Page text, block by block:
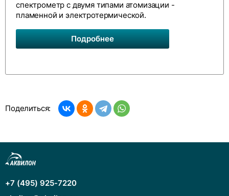
спектрометр с двумя типами атомизации -
пламенной и электротермической.
Подробнее
Поделиться:
+7 (495) 925-7220